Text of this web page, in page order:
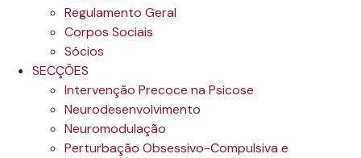
Regulamento Geral
Corpos Sociais
Sócios
SECÇÕES
Intervenção Precoce na Psicose
Neurodesenvolvimento
Neuromodulação
Perturbação Obsessivo-Compulsiva e